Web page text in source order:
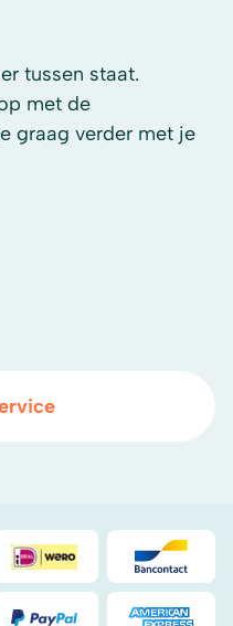
tussen staat.
met de
graag verder met je
& bollenstreek
iDeal